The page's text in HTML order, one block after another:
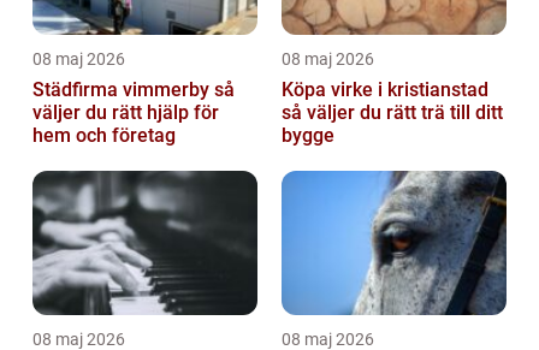
08 maj 2026
Städfirma vimmerby så
väljer du rätt hjälp för
hem och företag
08 maj 2026
Köpa virke i kristianstad
så väljer du rätt trä till ditt
bygge
08 maj 2026 08 maj 2026